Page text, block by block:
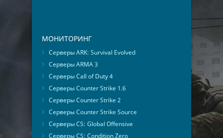
МОНИТОРИНГ
Серверы ARK: Survival Evolved
Серверы ARMA 3
Серверы Call of Duty 4
Серверы Counter Strike 1.6
Серверы Counter Strike 2
Серверы Counter Strike Source
Серверы CS: Global Offensive
Серверы CS: Condition Zero